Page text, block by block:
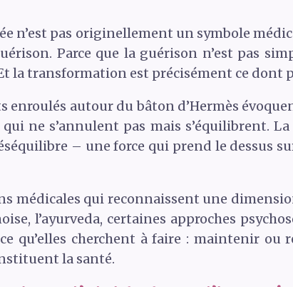
n’est pas originellement un symbole
Parce que la guérison n’est pas
la transformation est précisément ce dont
enroulés autour du bâton d’Hermès
ne s’annulent pas mais s’équilibrent.
– une force qui prend le dessus
médicales qui reconnaissent une
l’ayurveda, certaines approches
qu’elles cherchent à faire : maintenir ou
la santé.